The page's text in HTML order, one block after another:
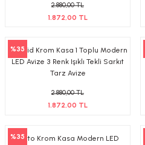
2.880,00 TL
1.872,00 TL
%35
Madrid Krom Kasa 1 Toplu Modern
LED Avize 3 Renk Işıklı Tekli Sarkıt
Tarz Avize
2.880,00 TL
1.872,00 TL
%35Porto Krom Kasa Modern LED